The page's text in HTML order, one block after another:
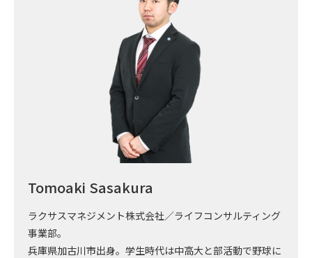
Tomoaki Sasakura
ラクサスマネジメント株式会社／ライフコンサルティング
事業部。
兵庫県加古川市出身。学生時代は中高大と部活動で野球に